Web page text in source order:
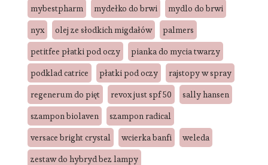
mybestpharm
mydełko do brwi
mydlo do brwi
nyx
olej ze słodkich migdałów
palmers
petitfee płatki pod oczy
pianka do mycia twarzy
podklad catrice
płatki pod oczy
rajstopy w spray
regenerum do pięt
revox just spf 50
sally hansen
szampon biolaven
szampon radical
versace bright crystal
wcierka banfi
weleda
zestaw do hybryd bez lampy